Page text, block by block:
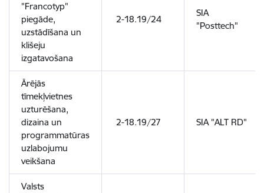
"Francotyp"
piegāde,
uzstādīšana un
klišeju
izgatavošana
2-18.19/24
SIA
"Posttech"
Ārējās
tīmekļvietnes
uzturēšana,
dizaina un
programmatūras
uzlabojumu
veikšana
2-18.19/27 SIA "ALT RD"
Valsts